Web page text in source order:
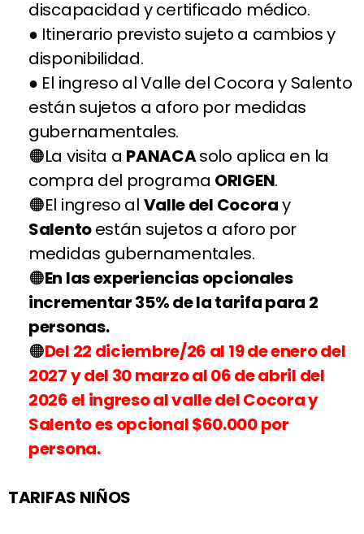
discapacidad y certificado médico.
● Itinerario previsto sujeto a cambios y
disponibilidad.
● El ingreso al Valle del Cocora y Salento
están sujetos a aforo por medidas
gubernamentales.
La visita a PANACAsolo aplica en la
compra del programa ORIGEN.
El ingreso al Valle del Cocoray
Salentoestán sujetos a aforo por
medidas gubernamentales.
En las experiencias opcionales
incrementar 35% de la tarifa para 2
personas.
Del 22 diciembre/26 al 19 de enero del
2027 y del 30 marzo al 06 de abril del
2026 el ingreso al valle del Cocora y
Salento es opcional $60.000 por
persona.
TARIFAS NIÑOS